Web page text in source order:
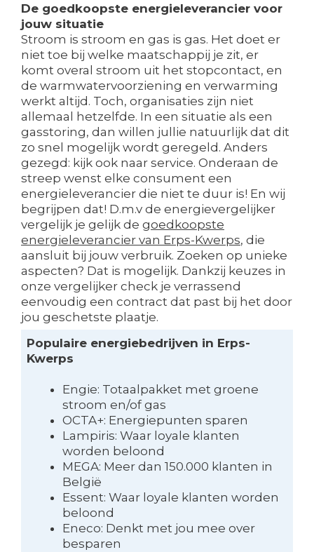
De goedkoopste energieleverancier voor
jouw situatie
Stroom is stroom en gas is gas. Het doet er
niet toe bij welke maatschappij je zit, er
komt overal stroom uit het stopcontact, en
de warmwatervoorziening en verwarming
werkt altijd. Toch, organisaties zijn niet
allemaal hetzelfde. In een situatie als een
gasstoring, dan willen jullie natuurlijk dat dit
zo snel mogelijk wordt geregeld. Anders
gezegd: kijk ook naar service. Onderaan de
streep wenst elke consument een
energieleverancier die niet te duur is! En wij
begrijpen dat! D.m.v de energievergelijker
vergelijk je gelijk de goedkoopste
energieleverancier van Erps-Kwerps, die
aansluit bij jouw verbruik. Zoeken op unieke
aspecten? Dat is mogelijk. Dankzij keuzes in
onze vergelijker check je verrassend
eenvoudig een contract dat past bij het door
jou geschetste plaatje.
Populaire energiebedrijven in Erps-
Kwerps
Engie: Totaalpakket met groene
stroom en/of gas
OCTA+: Energiepunten sparen
Lampiris: Waar loyale klanten
worden beloond
MEGA: Meer dan 150.000 klanten in
België
Essent: Waar loyale klanten worden
beloond
Eneco: Denkt met jou mee over
besparen